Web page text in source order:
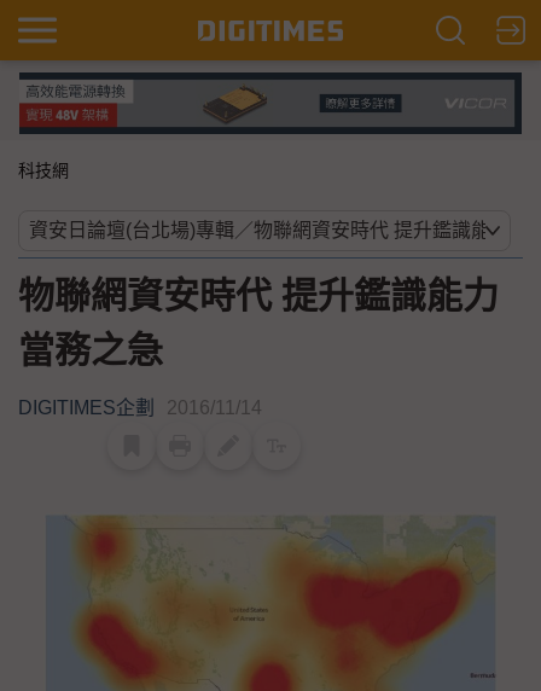
科技網
物聯網資安時代 提升鑑識能力
當務之急
DIGITIMES企劃 2016/11/14